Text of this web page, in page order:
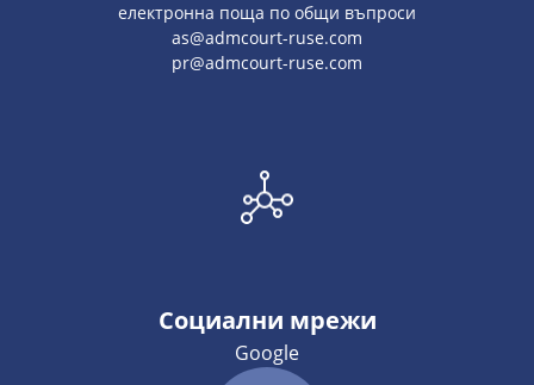
електронна поща по общи въпроси
as@admcourt-ruse.com
pr@admcourt-ruse.com
Социални мрежи
Google